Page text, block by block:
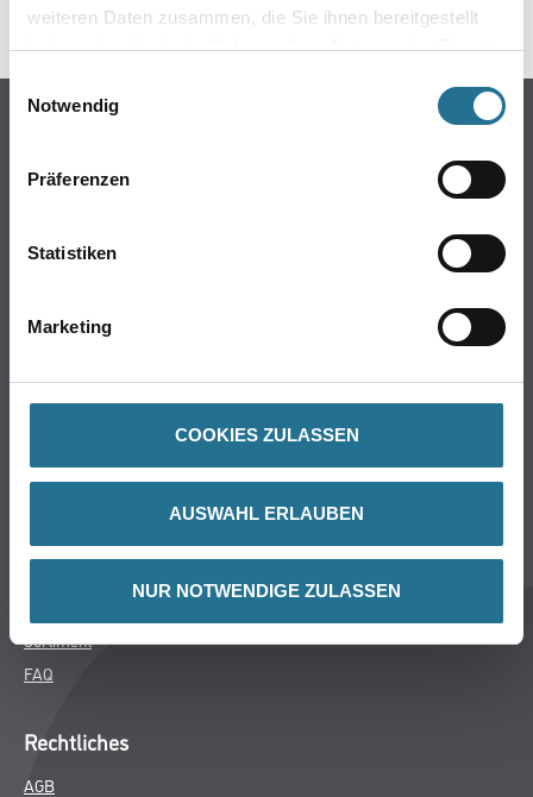
weiteren Daten zusammen, die Sie ihnen bereitgestellt
haben oder die sie im Rahmen Ihrer Nutzung der Dienste
Einwilligungsauswahl
Notwendig
Präferenzen
Statistiken
Marketing
COOKIES ZULASSEN
AUSWAHL ERLAUBEN
NUR NOTWENDIGE ZULASSEN
Online-Shop
Putze- und Spachtelmassen
Wand- & Deckenbeläge
Späth Knoll GmbH
Aktuelles
Sortiment
FAQ
Rechtliches
AGB